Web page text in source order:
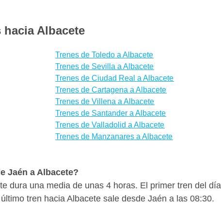
Albacete
Trenes de Toledo a Albacete
Trenes de Sevilla a Albacete
Trenes de Ciudad Real a Albacete
Trenes de Cartagena a Albacete
Trenes de Villena a Albacete
Trenes de Santander a Albacete
Trenes de Valladolid a Albacete
Trenes de Manzanares a Albacete
Jaén a Albacete?
dura una media de unas 4 horas. El primer tren del día
tren hacia Albacete sale desde Jaén a las 08:30.